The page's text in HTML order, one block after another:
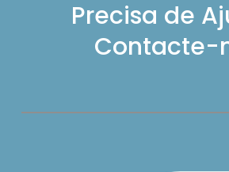
Precisa de
Contacte-